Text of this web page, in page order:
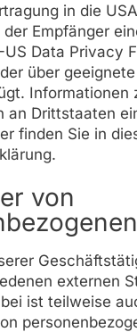
in die
Empfänger
US Data Privacy
über
Informationen
an Drittstaaten
finden Sie in
von
externen
ist teilweise